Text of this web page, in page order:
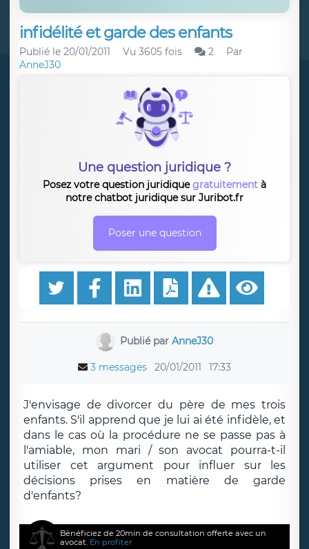
infidélité et garde des enfants
Publié le 20/01/2011 Vu 3605 fois 2
Par
AnneJ30
Une question juridique ?
Posez votre question juridiquegratuitement à
notre chatbot juridique sur Juribot.fr
Poser une question
Publié parAnneJ30
3 messages 20/01/2011 17:33
J'envisage de divorcer du père de mes trois
enfants. S'il apprend que je lui ai été infidèle, et
dans le cas où la procédure ne se passe pas à
l'amiable, mon mari / son avocat pourra-t-il
utiliser cet argument pour influer sur les
décisions prises en matière de garde
d'enfants?
Bénéficiez de 20min de consultation offerte avec un
avocat. En profiter